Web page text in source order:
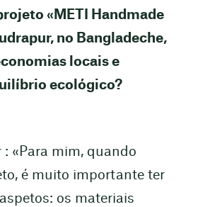
«METI Handmade
no Bangladeche,
locais e
ecológico?
«Para mim, quando
é muito importante ter
os materiais